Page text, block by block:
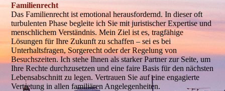
Familienrecht
Das Familienrecht ist emotional herausfordernd. In dieser oft
turbulenten Phase begleite ich Sie mit juristischer Expertise und
menschlichem Verständnis. Mein Ziel ist es, tragfähige
Lösungen für Ihre Zukunft zu schaffen – sei es bei
Unterhaltsfragen, Sorgerecht oder der Regelung von
Besuchszeiten. Ich stehe Ihnen als starker Partner zur Seite, um
Ihre Rechte durchzusetzen und eine faire Basis für den nächsten
Lebensabschnitt zu legen. Vertrauen Sie auf eine engagierte
Vertretung in allen familiären Angelegenheiten.